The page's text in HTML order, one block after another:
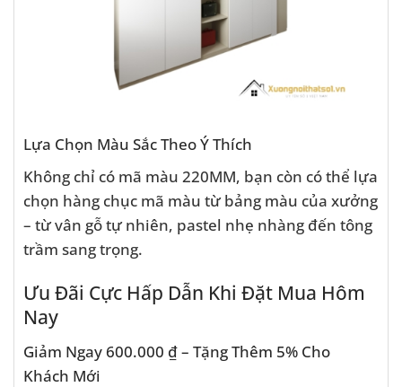
Lựa Chọn Màu Sắc Theo Ý Thích
Không chỉ có mã màu 220MM, bạn còn có thể lựa
chọn hàng chục mã màu từ bảng màu của xưởng
– từ vân gỗ tự nhiên, pastel nhẹ nhàng đến tông
trầm sang trọng.
Ưu Đãi Cực Hấp Dẫn Khi Đặt Mua Hôm
Nay
Giảm Ngay 600.000 ₫ – Tặng Thêm 5% Cho
Khách Mới